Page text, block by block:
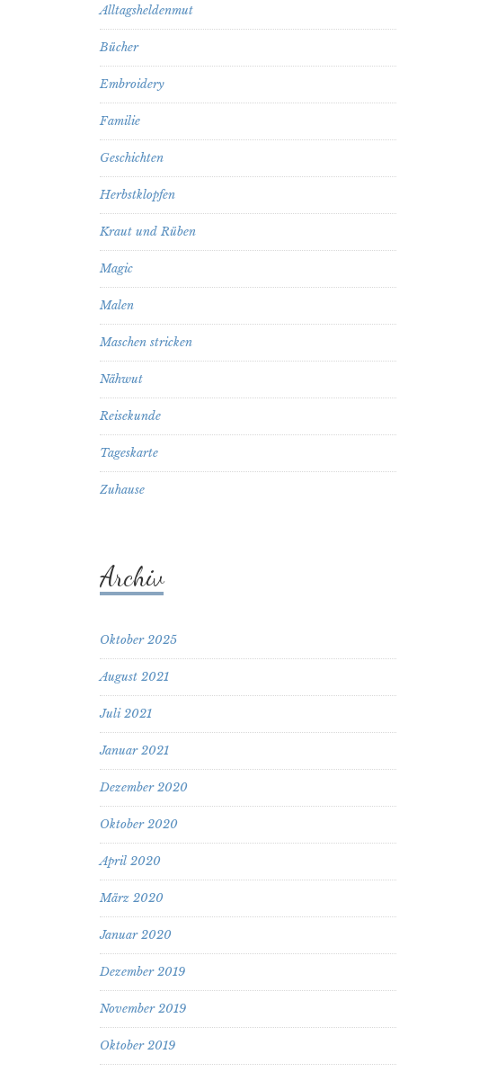
Alltagsheldenmut
Bücher
Embroidery
Familie
Geschichten
Herbstklopfen
Kraut und Rüben
Magic
Malen
Maschen stricken
Nähwut
Reisekunde
Tageskarte
Zuhause
Archiv
Oktober 2025
August 2021
Juli 2021
Januar 2021
Dezember 2020
Oktober 2020
April 2020
März 2020
Januar 2020
Dezember 2019
November 2019
Oktober 2019